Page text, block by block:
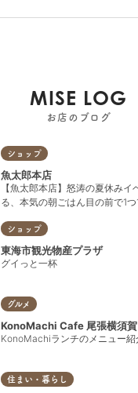
MISE LOG
お店のブログ
ショップ
魚太郎本店
【魚太郎本店】怒涛の夏休み
る、本気の朝ごはん目の前で1
ショップ
東海市観光物産プラザ
グイっと一杯
グルメ
KonoMachi Cafe 尾張横須賀
KonoMachiランチのメニュー紹
住まい・暮らし